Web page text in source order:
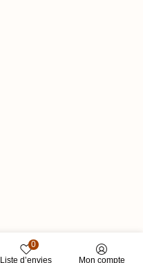
0
Liste d’envies
Mon compte